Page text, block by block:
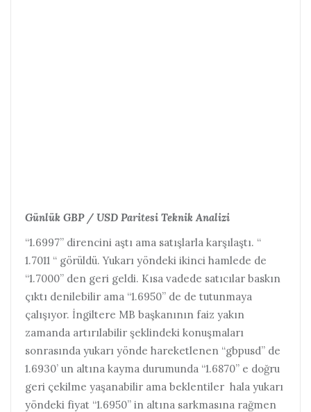
Günlük GBP / USD Paritesi Teknik Analizi
“1.6997” direncini aştı ama satışlarla karşılaştı. “
1.7011 “ görüldü. Yukarı yöndeki ikinci hamlede de
“1.7000” den geri geldi. Kısa vadede satıcılar baskın
çıktı denilebilir ama “1.6950” de de tutunmaya
çalışıyor. İngiltere MB başkanının faiz yakın
zamanda artırılabilir şeklindeki konuşmaları
sonrasında yukarı yönde hareketlenen “gbpusd” de
1.6930’ un altına kayma durumunda “1.6870” e doğru
geri çekilme yaşanabilir ama beklentiler hala yukarı
yöndeki fiyat “1.6950” in altına sarkmasına rağmen